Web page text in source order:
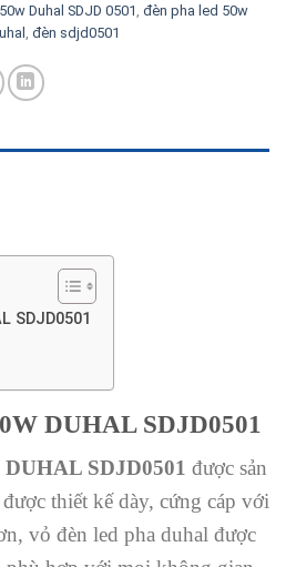
Duhal SDJD 0501 đèn pha led 50w
đèn sdjd0501
SDJD0501
DUHAL SDJD0501
SDJD0501 được sản
thiết kế dày, cứng cáp với
vỏ đèn led pha duhal được